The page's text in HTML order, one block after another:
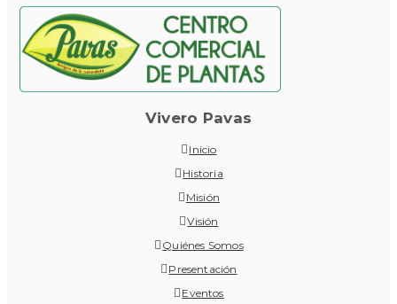
Vivero Pavas
Inicio
Historia
Misión
Visión
Quiénes Somos
Presentación
Eventos